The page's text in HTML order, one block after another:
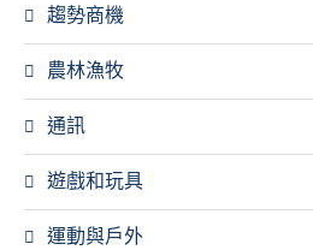
趨勢商機
農林漁牧
通訊
遊戲和玩具
運動與戶外